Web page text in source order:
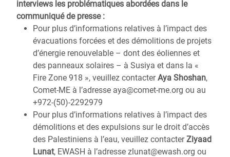
interviews les problématiques abordées dans le
communiqué de presse :
Pour plus d’informations relatives à l’impact des
évacuations forcées et des démolitions de projets
d’énergie renouvelable – dont des éoliennes et
des panneaux solaires – à Susiya et dans la «
Fire Zone 918 », veuillez contacterAya Shoshan,
Comet-ME à l’adresse aya@comet-me.org ou au
+972-(50)-2292979
Pour plus d’informations relatives à l’impact des
démolitions et des expulsions sur le droit d’accès
des Palestiniens à l’eau, veuillez contacterZiyaad
Lunat, EWASH à l’adresse zlunat@ewash.org ou